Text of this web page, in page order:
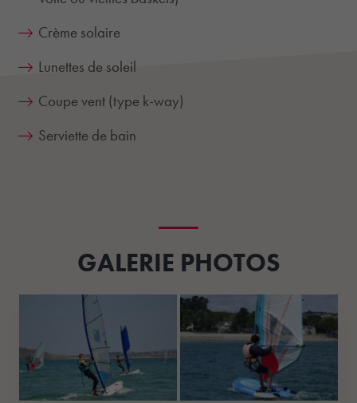
Crème solaire
Lunettes de soleil
Coupe vent (type k-way)
Serviette de bain
GALERIE PHOTOS